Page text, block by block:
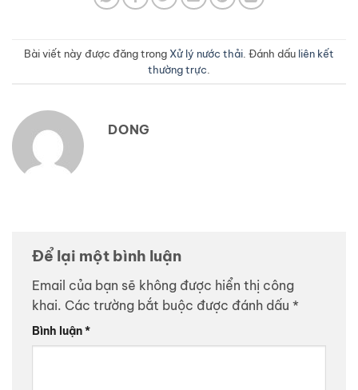
Bài viết này được đăng trong Xử lý nước thải . Đánh dấu liên kết
thường trực
DONG
Để lại một bình luận
Email của bạn sẽ không được hiển thị công
khai. Các trường bắt buộc được đánh dấu *
Bình luận*